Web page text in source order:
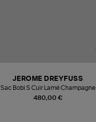
480,00 €
JEROME DREYFUSS
Sac Bobi S Cuir Lamé Champagne